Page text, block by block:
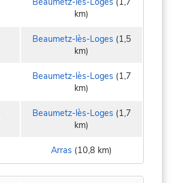
km)
Beaumetz-lès-Loges(1,5
km)
Beaumetz-lès-Loges(1,7
km)
Beaumetz-lès-Loges(1,7
km)
Arras (10,8 km)